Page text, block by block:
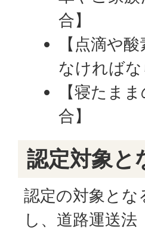
合】
【点滴や
なければな
【寝たま
合】
認定対象と
認定の対象とな
し、道路運送